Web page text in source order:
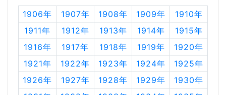
1906年 1907年 1908年 1909年
1910年
1911年
1912年 1913年 1914年
1915年
1916年
1917年 1918年 1919年
1920年
1921年
1922年 1923年 1924年
1925年
1926年
1927年 1928年 1929年
1930年